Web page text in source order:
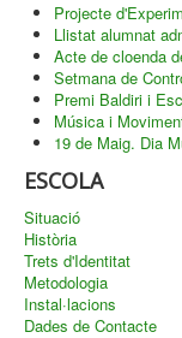
Projecte
Llistat alumnat
Acte de cloenda
Setmana de
Premi Baldiri i
Música i
19 de Maig. Dia
ESCOLA
Situació
Història
Trets d'Identitat
Metodologia
Instal·lacions
Dades de Contacte